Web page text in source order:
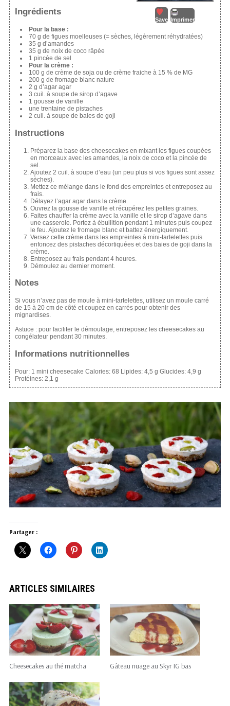
Save Imprimer
Ingrédients
Pour la base :
70 g de figues moelleuses (= sèches, légèrement réhydratées)
35 g d’amandes
35 g de noix de coco râpée
1 pincée de sel
Pour la crème :
100 g de crème de soja ou de crème fraiche à 15 % de MG
200 g de fromage blanc nature
2 g d’agar agar
3 cuil. à soupe de sirop d’agave
1 gousse de vanille
une trentaine de pistaches
2 cuil. à soupe de baies de goji
Instructions
Préparez la base des cheesecakes en mixant les figues coupées
en morceaux avec les amandes, la noix de coco et la pincée de
sel.
Ajoutez 2 cuil. à soupe d’eau (un peu plus si vos figues sont assez
sèches).
Mettez ce mélange dans le fond des empreintes et entreposez au
frais.
Délayez l’agar agar dans la crème.
Ouvrez la gousse de vanille et récupérez les petites graines.
Faites chauffer la crème avec la vanille et le sirop d’agave dans
une casserole. Portez à ébullition pendant 1 minutes puis coupez
le feu. Ajoutez le fromage blanc et battez énergiquement.
Versez cette crème dans les empreintes à mini-tartelettes puis
enfoncez des pistaches décortiquées et des baies de goji dans la
crème.
Entreposez au frais pendant 4 heures.
Démoulez au dernier moment.
Notes
Si vous n’avez pas de moule à mini-tartelettes, utilisez un moule carré
de 15 à 20 cm de côté et coupez en carrés pour obtenir des
mignardises.
Astuce : pour faciliter le démoulage, entreposez les cheesecakes au
congélateur pendant 30 minutes.
Informations nutritionnelles
Pour: 1 mini cheesecake Calories: 68 Lipides: 4,5 g Glucides: 4,9 g
Protéines: 2,1 g
Partager :
ARTICLES SIMILAIRES
Cheesecakes au thé matcha Gâteau nuage au Skyr IG bas